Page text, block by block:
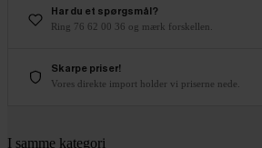
Har du et spørgsmål?
Ring 76 62 00 36 og mærk forskellen.
Skarpe priser!
Vores direkte import holder vi priserne nede.
I samme kategori